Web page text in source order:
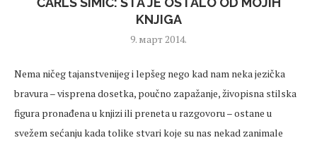
KNJIGA
9. март 2014.
Nema ničeg tajanstvenijeg i lepšeg nego kad nam neka jezička
bravura – visprena dosetka, poučno zapažanje, živopisna stilska
figura pronađena u knjizi ili preneta u razgovoru – ostane u
svežem sećanju kada tolike stvari koje su nas nekad zanimale